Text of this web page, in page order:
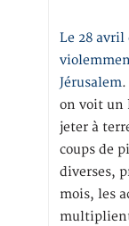
Le 28
Jérusalem.
on voit un
jeter à
coups de
diverses,
mois, les